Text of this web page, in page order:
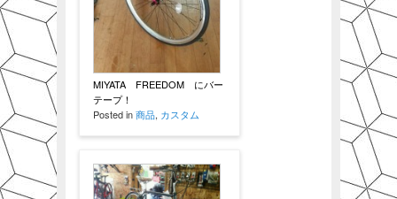
MIYATA FREEDOM にバー
テープ！
Posted in商品, カスタム